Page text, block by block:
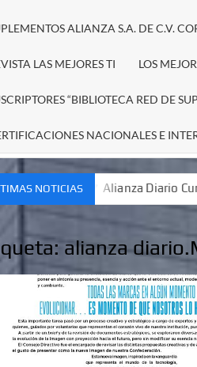
ALIANZA S.A. DE C.V.
LAS MEJORES TI LOS
“BIBLIOTECA RED DE
NACIONALES E
NOTICIAS
Alianza Diario Cumple 10
alianza